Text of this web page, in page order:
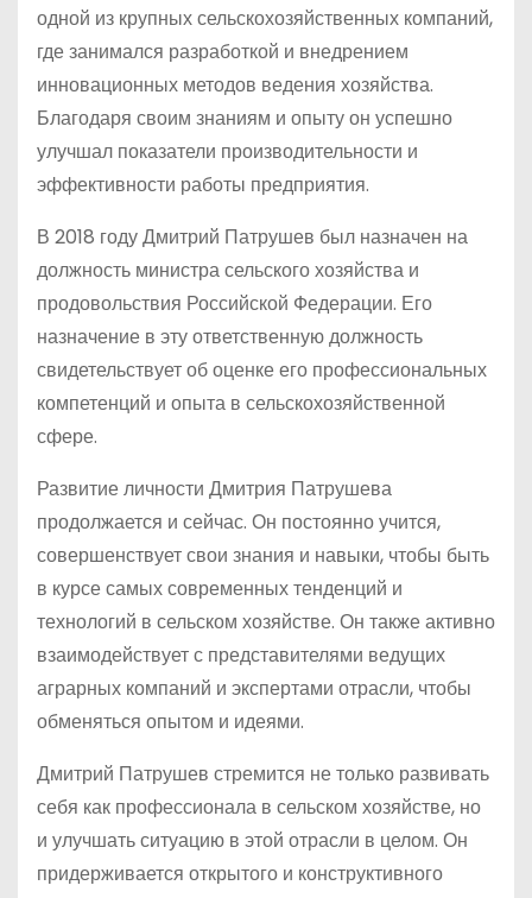
одной из крупных сельскохозяйственных компаний,
где занимался разработкой и внедрением
инновационных методов ведения хозяйства.
Благодаря своим знаниям и опыту он успешно
улучшал показатели производительности и
эффективности работы предприятия.
В 2018 году Дмитрий Патрушев был назначен на
должность министра сельского хозяйства и
продовольствия Российской Федерации. Его
назначение в эту ответственную должность
свидетельствует об оценке его профессиональных
компетенций и опыта в сельскохозяйственной
сфере.
Развитие личности Дмитрия Патрушева
продолжается и сейчас. Он постоянно учится,
совершенствует свои знания и навыки, чтобы быть
в курсе самых современных тенденций и
технологий в сельском хозяйстве. Он также активно
взаимодействует с представителями ведущих
аграрных компаний и экспертами отрасли, чтобы
обменяться опытом и идеями.
Дмитрий Патрушев стремится не только развивать
себя как профессионала в сельском хозяйстве, но
и улучшать ситуацию в этой отрасли в целом. Он
придерживается открытого и конструктивного